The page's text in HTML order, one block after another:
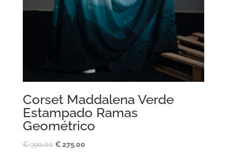
Corset Maddalena Verde
Estampado Ramas
Geométrico
€390.00 El
€275.00El